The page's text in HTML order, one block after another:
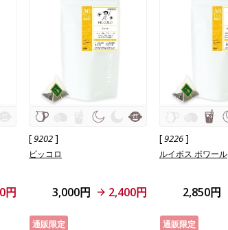
円
[9202]
ピッコロ
3,000円 2,400円
[9226]
ルイボス ポワール
2,850円
通販限定 通販限定